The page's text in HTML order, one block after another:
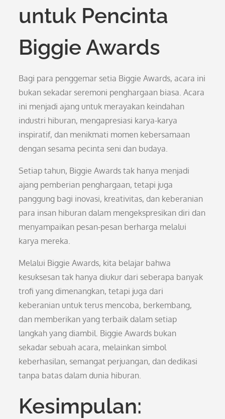
untuk Pencinta
Biggie Awards
Bagi para penggemar setia Biggie Awards, acara ini
bukan sekadar seremoni penghargaan biasa. Acara
ini menjadi ajang untuk merayakan keindahan
industri hiburan, mengapresiasi karya-karya
inspiratif, dan menikmati momen kebersamaan
dengan sesama pecinta seni dan budaya.
Setiap tahun, Biggie Awards tak hanya menjadi
ajang pemberian penghargaan, tetapi juga
panggung bagi inovasi, kreativitas, dan keberanian
para insan hiburan dalam mengekspresikan diri dan
menyampaikan pesan-pesan berharga melalui
karya mereka.
Melalui Biggie Awards, kita belajar bahwa
kesuksesan tak hanya diukur dari seberapa banyak
trofi yang dimenangkan, tetapi juga dari
keberanian untuk terus mencoba, berkembang,
dan memberikan yang terbaik dalam setiap
langkah yang diambil. Biggie Awards bukan
sekadar sebuah acara, melainkan simbol
keberhasilan, semangat perjuangan, dan dedikasi
tanpa batas dalam dunia hiburan.
Kesimpulan: